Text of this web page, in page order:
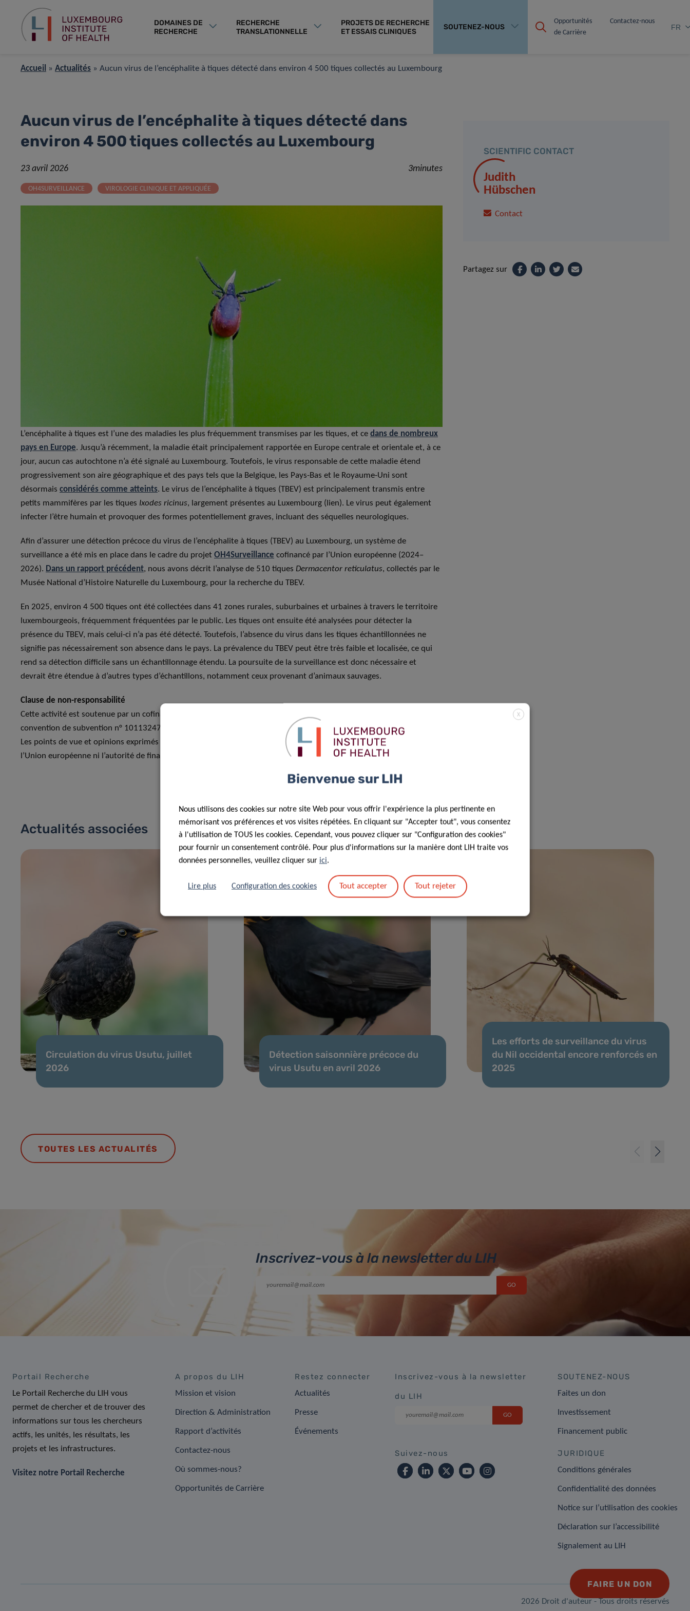
DOMAINES DE
RECHERCHE
RECHERCHE
TRANSLATIONNELLE
PROJETS DE RECHERCHE
ET ESSAIS CLINIQUES
SOUTENEZ-NOUS
Opportunités
de Carrière
Contactez-nous
FR
Accueil » Actualités » Aucun virus de l’encéphalite à tiques détecté dans environ 4 500 tiques collectés au Luxembourg
Aucun virus de l’encéphalite à tiques détecté dans
environ 4 500 tiques collectés au Luxembourg
23 avril 2026 3minutes
OH4SURVEILLANCE VIROLOGIE CLINIQUE ET APPLIQUÉE
L’encéphalite à tiques est l’une des maladies les plus fréquemment transmises par les tiques, et ce dans de nombreux
pays en Europe. Jusqu’à récemment, la maladie était principalement rapportée en Europe centrale et orientale et, à ce
jour, aucun cas autochtone n’a été signalé au Luxembourg. Toutefois, le virus responsable de cette maladie étend
progressivement son aire géographique et des pays tels que la Belgique, les Pays-Bas et le Royaume-Uni sont
désormais considérés comme atteints. Le virus de l’encéphalite à tiques (TBEV) est principalement transmis entre
petits mammifères par les tiques Ixodes ricinus, largement présentes au Luxembourg (lien). Le virus peut également
infecter l’être humain et provoquer des formes potentiellement graves, incluant des séquelles neurologiques.
Afin d’assurer une détection précoce du virus de l’encéphalite à tiques (TBEV) au Luxembourg, un système de
surveillance a été mis en place dans le cadre du projet OH4Surveillance cofinancé par l’Union européenne (2024–
2026). Dans un rapport précédent, nous avons décrit l’analyse de 510 tiques Dermacentor reticulatus, collectés par le
Musée National d’Histoire Naturelle du Luxembourg, pour la recherche du TBEV.
En 2025, environ 4 500 tiques ont été collectées dans 41 zones rurales, suburbaines et urbaines à travers le territoire
luxembourgeois, fréquemment fréquentées par le public. Les tiques ont ensuite été analysées pour détecter la
présence du TBEV, mais celui-ci n’a pas été détecté. Toutefois, l’absence du virus dans les tiques échantillonnées ne
signifie pas nécessairement son absence dans le pays. La prévalence du TBEV peut être très faible et localisée, ce qui
rend sa détection difficile sans un échantillonnage étendu. La poursuite de la surveillance est donc nécessaire et
devrait être étendue à d’autres types d’échantillons, notamment ceux provenant d’animaux sauvages.
Clause de non-responsabilité
Cette activité est soutenue par un cofinancement du programme EU4Health de l’Union européenne dans le cadre de la
convention de subvention n° 101132473
Les points de vue et opinions exprimés ne reflètent pas nécessairement ceux de l’Union européenne ou de HaDEA. Ni
l’Union européenne ni l’autorité de financement ne peuvent en être tenues responsables.
SCIENTIFIC CONTACT
Judith
Hübschen
Contact
Partagez sur
Actualités associées
Circulation du virus Usutu, juillet
2026
Détection saisonnière précoce du
virus Usutu en avril 2026
Les efforts de surveillance du virus
du Nil occidental encore renforcés en
2025
TOUTES LES ACTUALITÉS
Inscrivez-vous à la newsletter du LIH
Portail Recherche
Le Portail Recherche du LIH vous
permet de chercher et de trouver des
informations sur tous les chercheurs
actifs, les unités, les résultats, les
projets et les infrastructures.
Visitez notre Portail Recherche
A propos du LIH
Mission et vision
Direction & Administration
Rapport d’activités
Contactez-nous
Où sommes-nous?
Opportunités de Carrière
Restez connecter
Actualités
Presse
Événements
Inscrivez-vous à la newsletter
du LIH
Suivez-nous
SOUTENEZ-NOUS
Faites un don
Investissement
Financement public
JURIDIQUE
Conditions générales
Confidentialité des données
Notice sur l’utilisation des cookies
Déclaration sur l’accessibilité
Signalement au LIH
2026 Droit d'auteur - Tous droits réservés
FAIRE UN DON
X
Bienvenue sur LIH
Nous utilisons des cookies sur notre site Web pour vous offrir l'expérience la plus pertinente en
mémorisant vos préférences et vos visites répétées. En cliquant sur "Accepter tout", vous consentez
à l'utilisation de TOUS les cookies. Cependant, vous pouvez cliquer sur "Configuration des cookies"
pour fournir un consentement contrôlé. Pour plus d'informations sur la manière dont LIH traite vos
données personnelles, veuillez cliquer sur ici.
Lire plus Configuration des cookies Tout accepter Tout rejeter